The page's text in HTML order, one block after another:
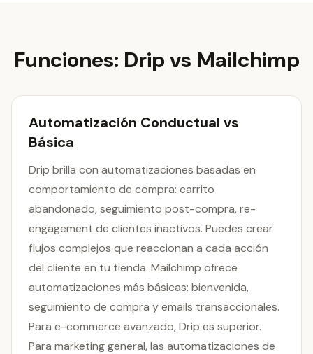
Funciones: Drip vs Mailchimp
Automatización Conductual vs
Básica
Drip brilla con automatizaciones basadas en
comportamiento de compra: carrito
abandonado, seguimiento post-compra, re-
engagement de clientes inactivos. Puedes crear
flujos complejos que reaccionan a cada acción
del cliente en tu tienda. Mailchimp ofrece
automatizaciones más básicas: bienvenida,
seguimiento de compra y emails transaccionales.
Para e-commerce avanzado, Drip es superior.
Para marketing general, las automatizaciones de